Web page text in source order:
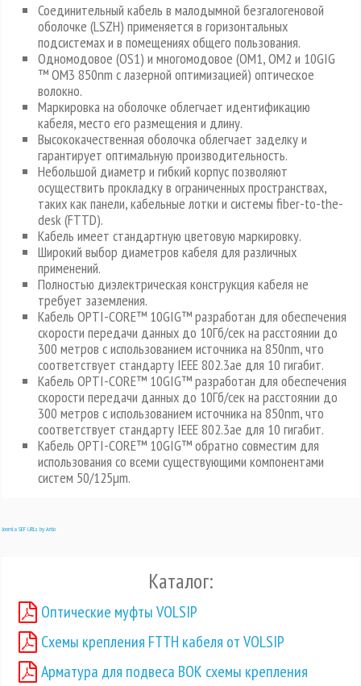
Соединительный кабель в малодымной безгалогеновой
оболочке (LSZH) применяется в горизонтальных
подсистемах и в помещениях общего пользования.
Одномодовое (OS1) и многомодовое (OM1, OM2 и 10GIG
™ OM3 850nm c лазерной оптимизацией) оптическое
волокно.
Маркировка на оболочке облегчает идентификацию
кабеля, место его размещения и длину.
Высококачественная оболочка облегчает заделку и
гарантирует оптимальную производительность.
Небольшой диаметр и гибкий корпус позволяют
осуществить прокладку в ограниченных пространствах,
таких как панели, кабельные лотки и системы fiber-to-the-
desk (FTTD).
Кабель имеет стандартную цветовую маркировку.
Широкий выбор диаметров кабеля для различных
применений.
Полностью диэлектрическая конструкция кабеля не
требует заземления.
Кабель OPTI-CORE™ 10GIG™ разработан для обеспечения
скорости передачи данных до 10Гб/сек на расстоянии до
300 метров с использованием источника на 850nm, что
соответствует стандарту IEEE 802.3ae для 10 гигабит.
Кабель OPTI-CORE™ 10GIG™ разработан для обеспечения
скорости передачи данных до 10Гб/сек на расстоянии до
300 метров с использованием источника на 850nm, что
соответствует стандарту IEEE 802.3ae для 10 гигабит.
Кабель OPTI-CORE™ 10GIG™ обратно совместим для
использования со всеми существующими компонентами
систем 50/125µm.
Joomla SEF URLs by Artio
Каталог:
Оптические муфты VOLSIP
Схемы крепления FTTH кабеля от VOLSIP
Арматура для подвеса ВОК схемы крепления